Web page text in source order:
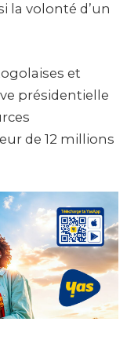
la volonté d’un
et
présidentielle
de 12 millions